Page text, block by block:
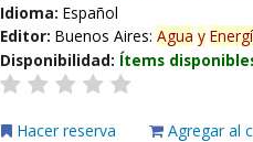
Idioma:Español
Editor:Buenos Aires:Agua y
Disponibilidad: Ítems
Hacer reserva Agregar al